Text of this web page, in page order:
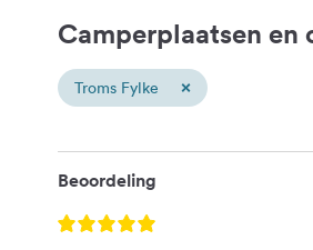
Camperplaatsen en
Troms Fylke ×
Beoordeling